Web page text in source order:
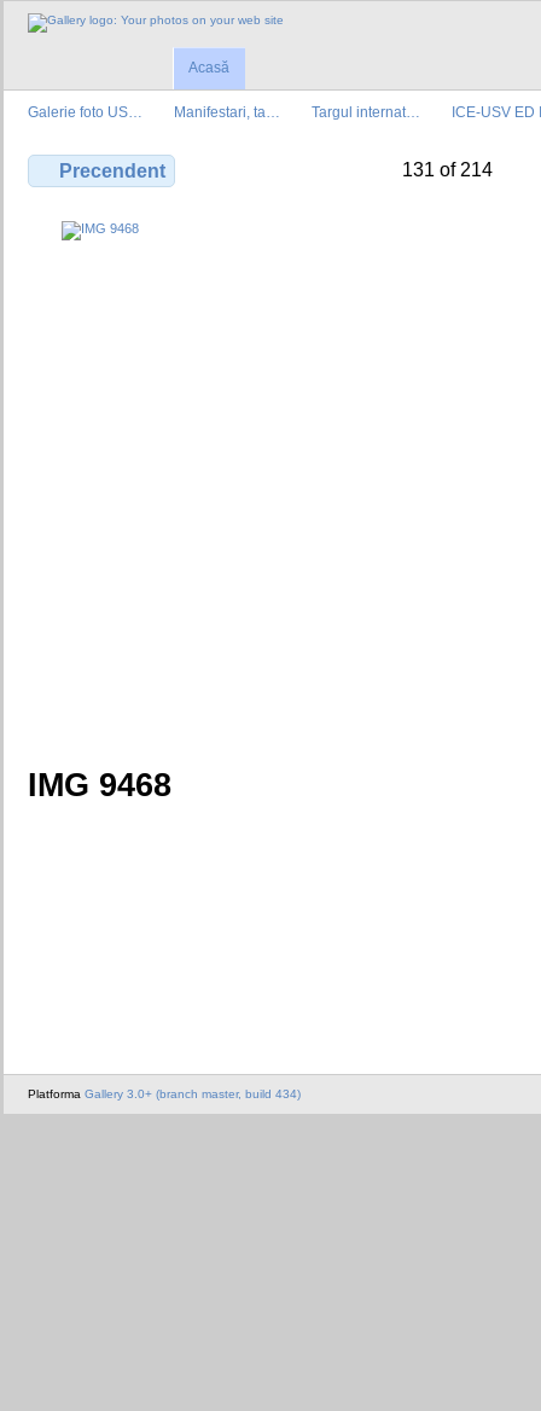
Acasă
Galerie foto US… Manifestari, ta… Targul internat… ICE-USV ED I
Precendent 131 of 214
IMG 9468
Platforma Gallery 3.0+ (branch master, build 434)